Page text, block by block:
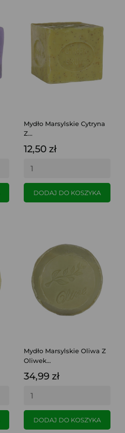
Mydło Marsylskie Cytryna
Z...
12,50 zł
DODAJ DO KOSZYKA
Mydło Marsylskie Oliwa Z
Oliwek...
34,99 zł
DODAJ DO KOSZYKA